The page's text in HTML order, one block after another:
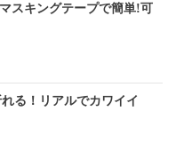
スキングテープで簡単!可
る！リアルでカワイイ